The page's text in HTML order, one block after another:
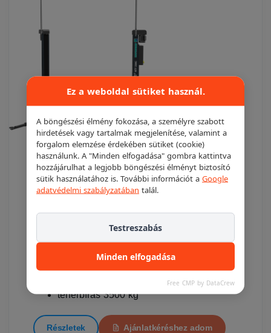
HOFMANN MTF 3500 C
elektromechanikus / csavarorsós emelő
Hofmann
két oszlopos emelő, alváz nélkül, felső
átkötéssel
elektromechanikus működés
teherbírás 3500 kg
Részletek Ajánlatkéréshez adom
Ez a weboldal sütiket használ.
A böngészési élmény fokozása, a személyre szabott
hirdetések vagy tartalmak megjelenítése, valamint a
forgalom elemzése érdekében sütiket (cookie)
használunk. A "Minden elfogadása" gombra kattintva
hozzájárulhat a legjobb böngészési élményt biztosító
sütik használatához is. További információt a Google
adatvédelmi szabályzatában talál.
Minden elfogadása
Testreszabás
Free CMP by DataCrew